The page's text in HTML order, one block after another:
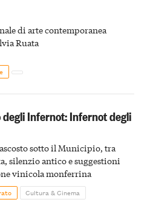
di arte contemporanea
Ruata
Infernot: Infernot degli
sotto il Municipio, tra
silenzio antico e suggestioni
vinicola monferrina
Cultura & Cinema